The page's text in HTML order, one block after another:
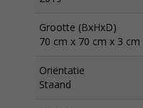
Grootte (BxHxD)
70 cm x 70 cm x 3 cm
Oriëntatie
Staand